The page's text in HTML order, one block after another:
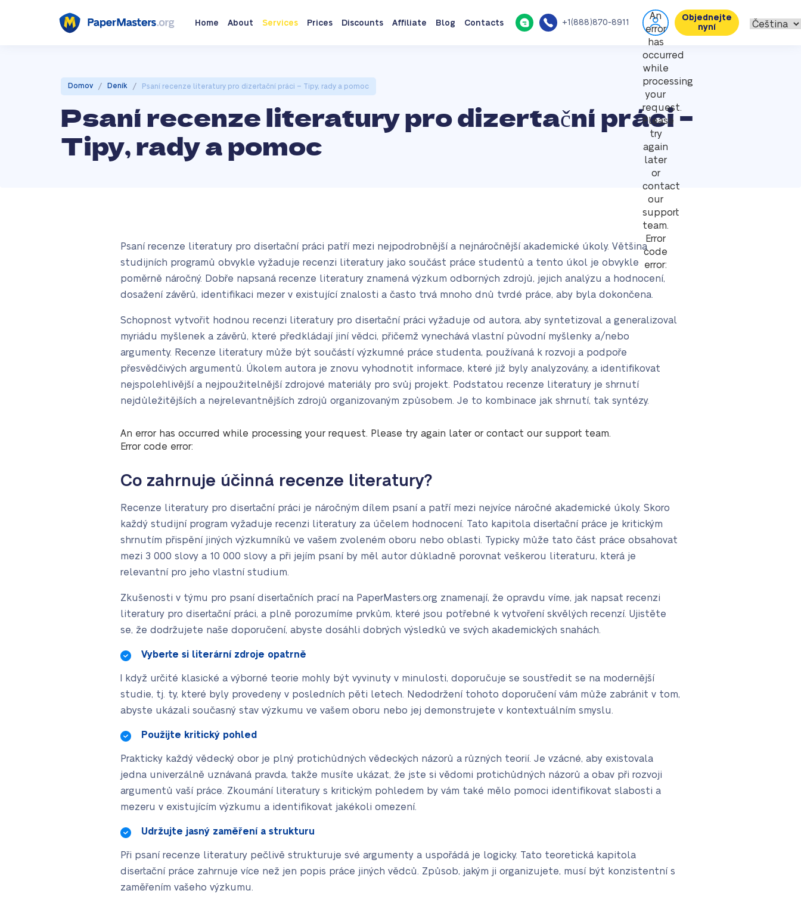
Home About Services Prices Discounts Affiliate Blog Contacts +1(888)870-8911
An
error
has
occurred
while
processing
your
request.
Please
try
again
later
or
contact
our
support
team.
Error
code
error:
Objednejte
nyní
Domov / Deník / Psaní recenze literatury pro dizertační práci – Tipy, rady a pomoc
Psaní recenze literatury pro dizertační práci –
Tipy, rady a pomoc
Psaní recenze literatury pro disertační práci patří mezi nejpodrobnější a nejnáročnější akademické úkoly. Většina
studijních programů obvykle vyžaduje recenzi literatury jako součást práce studentů a tento úkol je obvykle
poměrně náročný. Dobře napsaná recenze literatury znamená výzkum odborných zdrojů, jejich analýzu a hodnocení,
dosažení závěrů, identifikaci mezer v existující znalosti a často trvá mnoho dnů tvrdé práce, aby byla dokončena.
Schopnost vytvořit hodnou recenzi literatury pro disertační práci vyžaduje od autora, aby syntetizoval a generalizoval
myriádu myšlenek a závěrů, které předkládají jiní vědci, přičemž vynechává vlastní původní myšlenky a/nebo
argumenty. Recenze literatury může být součástí výzkumné práce studenta, používaná k rozvoji a podpoře
přesvědčivých argumentů. Úkolem autora je znovu vyhodnotit informace, které již byly analyzovány, a identifikovat
nejspolehlivější a nejpoužitelnější zdrojové materiály pro svůj projekt. Podstatou recenze literatury je shrnutí
nejdůležitějších a nejrelevantnějších zdrojů organizovaným způsobem. Je to kombinace jak shrnutí, tak syntézy.
An error has occurred while processing your request. Please try again later or contact our support team.
Error code error:
Co zahrnuje účinná recenze literatury?
Recenze literatury pro disertační práci je náročným dílem psaní a patří mezi nejvíce náročné akademické úkoly. Skoro
každý studijní program vyžaduje recenzi literatury za účelem hodnocení. Tato kapitola disertační práce je kritickým
shrnutím přispění jiných výzkumníků ve vašem zvoleném oboru nebo oblasti. Typicky může tato část práce obsahovat
mezi 3 000 slovy a 10 000 slovy a při jejím psaní by měl autor důkladně porovnat veškerou literaturu, která je
relevantní pro jeho vlastní studium.
Zkušenosti v týmu pro psaní disertačních prací na PaperMasters.org znamenají, že opravdu víme, jak napsat recenzi
literatury pro disertační práci, a plně porozumíme prvkům, které jsou potřebné k vytvoření skvělých recenzí. Ujistěte
se, že dodržujete naše doporučení, abyste dosáhli dobrých výsledků ve svých akademických snahách.
Vyberte si literární zdroje opatrně
I když určité klasické a výborné teorie mohly být vyvinuty v minulosti, doporučuje se soustředit se na modernější
studie, tj. ty, které byly provedeny v posledních pěti letech. Nedodržení tohoto doporučení vám může zabránit v tom,
abyste ukázali současný stav výzkumu ve vašem oboru nebo jej demonstrujete v kontextuálním smyslu.
Použijte kritický pohled
Prakticky každý vědecký obor je plný protichůdných vědeckých názorů a různých teorií. Je vzácné, aby existovala
jedna univerzálně uznávaná pravda, takže musíte ukázat, že jste si vědomi protichůdných názorů a obav při rozvoji
argumentů vaší práce. Zkoumání literatury s kritickým pohledem by vám také mělo pomoci identifikovat slabosti a
mezeru v existujícím výzkumu a identifikovat jakékoli omezení.
Udržujte jasný zaměření a strukturu
Při psaní recenze literatury pečlivě strukturuje své argumenty a uspořádá je logicky. Tato teoretická kapitola
disertační práce zahrnuje více než jen popis práce jiných vědců. Způsob, jakým ji organizujete, musí být konzistentní s
zaměřením vašeho výzkumu.